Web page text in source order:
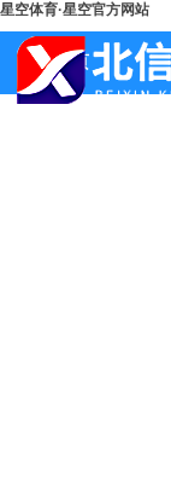
星空体育·星空官方网站
首页